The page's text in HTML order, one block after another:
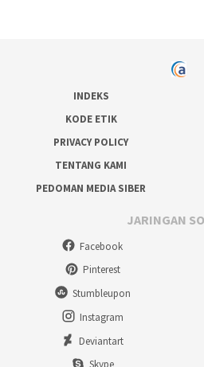
INDEKS
KODE ETIK
PRIVACY POLICY
TENTANG KAMI
PEDOMAN MEDIA SIBER
JARINGAN
Facebook
Pinterest
Stumbleupon
Instagram
Deviantart